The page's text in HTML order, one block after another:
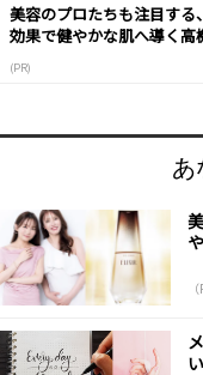
美容のプロたちも注目する
効果で健やかな肌へ導く高
(PR)
あ